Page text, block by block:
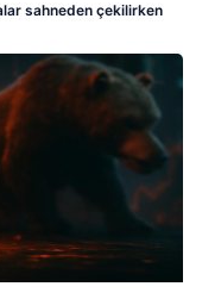
sahneden çekilirken